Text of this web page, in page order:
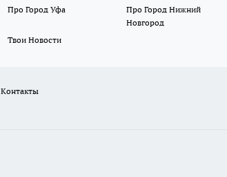
Про Город Уфа
Про Город Нижний
Новгород
Твои Новости
Контакты